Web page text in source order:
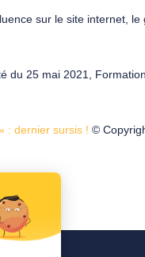
sur le site internet,
du 25 mai 2021,
: dernier sursis !©